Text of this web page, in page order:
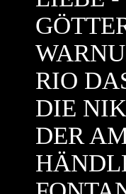
RIO
DIE
DER